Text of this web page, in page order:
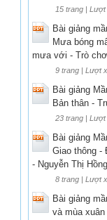
15 trang |
Bài giảng
Mưa bóng
mưa với - Trò
9 trang | Lượt
Bài giảng
Bản thân -
23 trang |
Bài giảng
Giao thông -
- Nguyễn Thị
8 trang | Lượt
Bài giảng
và mùa